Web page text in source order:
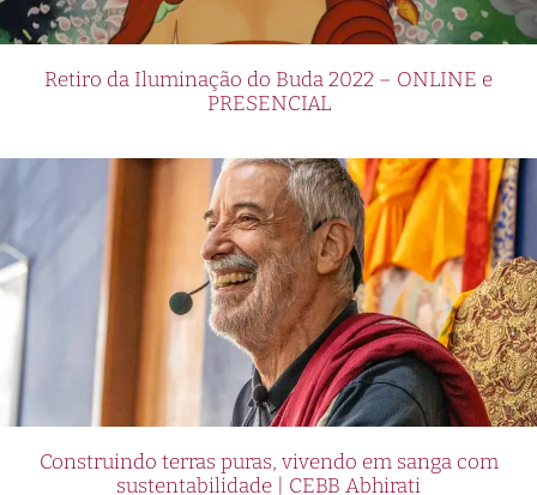
Retiro da Iluminação do Buda 2022 – ONLINE e
PRESENCIAL
Construindo terras puras, vivendo em sanga com
sustentabilidade | CEBB Abhirati